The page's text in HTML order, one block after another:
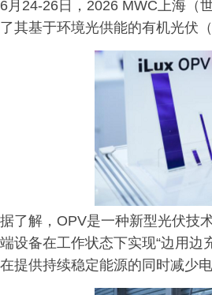
6月24-26日，2026 MWC上海
了其基于环境光供能的有机光伏
据了解，OPV是一种新型光伏技
端设备在工作状态下实现“边用
在提供持续稳定能源的同时减少